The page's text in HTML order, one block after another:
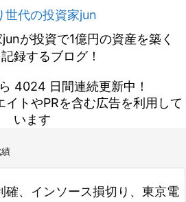
世代の投資家jun
が投資で1億円の資産を築く
録するブログ！
4024 日間連続更新中！
トやPRを含む広告を利用して
います
、インソース損切り、東京電